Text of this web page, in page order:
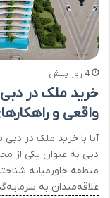
4 روز پیش
خرید ملک در
واقعی و
آیا با خرید ملک در
دبی به عنوان یکی از
منطقه خاورمیانه
علاقه‌مندان به